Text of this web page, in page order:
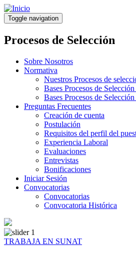
Pasar
al
contenido
principal
Toggle navigation
Procesos de Selección
Sobre Nosotros
Normativa
Nuestros Procesos de
Bases Procesos de
Bases Procesos de
Preguntas Frecuentes
Creación de cuenta
Postulación
Requisitos del perfil del
Experiencia Laboral
Evaluaciones
Entrevistas
Bonificaciones
Iniciar Sesión
Convocatorias
Convocatorias
Convocatoria Histórica
TRABAJA EN SUNAT